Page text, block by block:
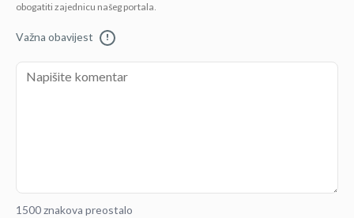
obogatiti zajednicu našeg portala.
Važna obavijest !
1500 znakova preostalo